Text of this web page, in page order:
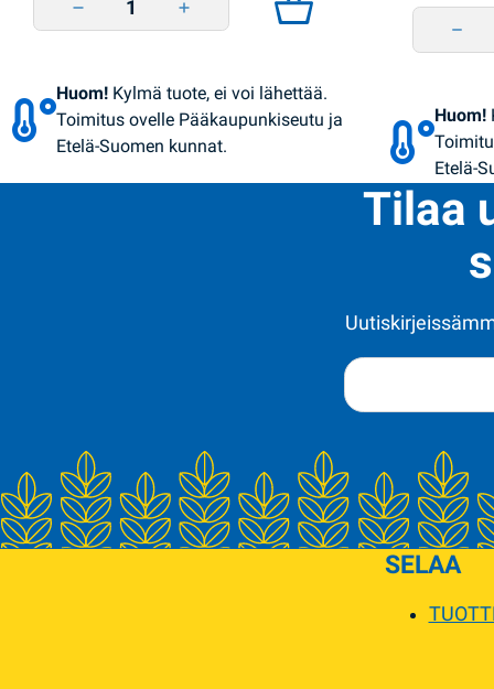
Huom! Kylmä tuote, ei voi lähettää.
Toimitus ovelle Pääkaupunkiseutu ja
Etelä-Suomen kunnat.
Huom!
Etelä-
Tilaa
SELAA